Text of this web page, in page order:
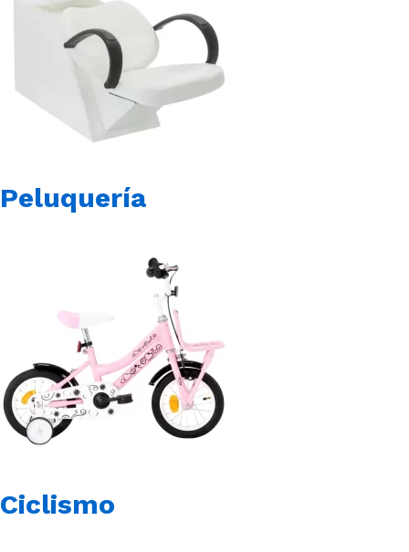
Peluquería
Ciclismo